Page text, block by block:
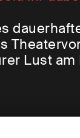
Lust
–